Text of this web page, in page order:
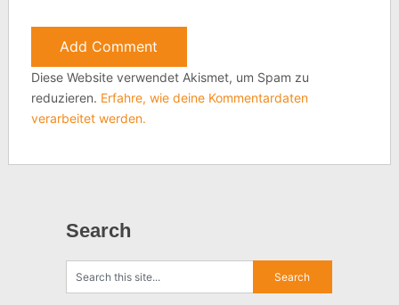
Diese Website verwendet Akismet, um Spam zu
reduzieren. Erfahre, wie deine Kommentardaten
verarbeitet werden.
Search